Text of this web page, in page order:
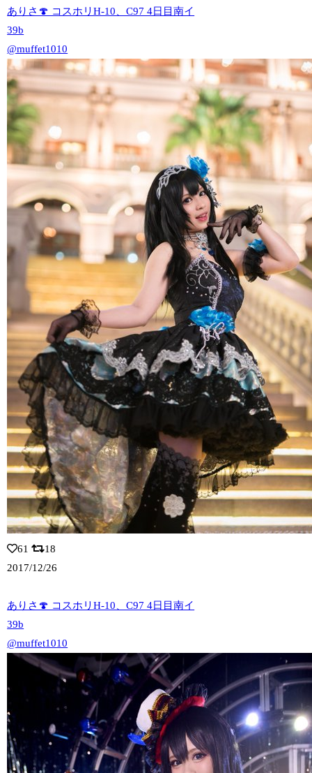
ありさ🍄 コスホリH-10、C97 4日目南イ
39b
@muffet1010
61
18
2017/12/26
ありさ🍄 コスホリH-10、C97 4日目南イ
39b
@muffet1010